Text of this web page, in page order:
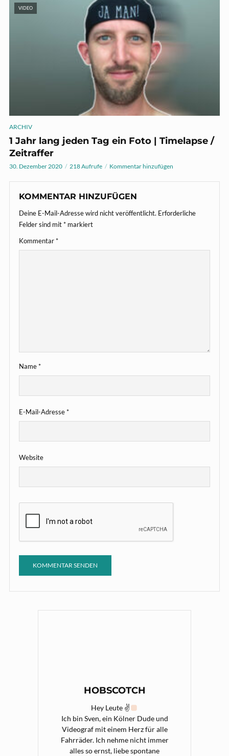
VIDEO
ARCHIV
1 Jahr lang jeden Tag ein Foto | Timelapse /
Zeitraffer
30. Dezember 2020 218 Aufrufe Kommentar hinzufügen
KOMMENTAR HINZUFÜGEN
Deine E-Mail-Adresse wird nicht veröffentlicht. Erforderliche
Felder sind mit* markiert
Kommentar*
Name*
E-Mail-Adresse*
Website
HOBSCOTCH
Hey Leute ✌
Ich bin Sven, ein Kölner Dude und
Videograf mit einem Herz für alle
Fahrräder. Ich nehme nicht immer
alles so ernst, liebe spontane